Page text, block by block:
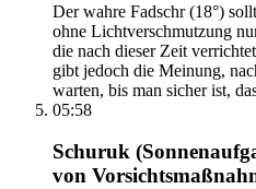
Der wahre Fadschr (18°)
ohne Lichtverschmutzung
die nach dieser Zeit
gibt jedoch die Meinung,
warten, bis man sicher ist,
05:58
Schuruk
von